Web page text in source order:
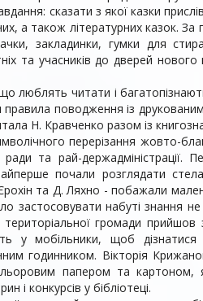
сказати з якої казки
а також літературних казок. За
закладинки, гумки для
та учасників до дверей
люблять читати і
поводження із
Н. Кравченко разом із
перерізання жовто-
та рай-держадміністрації.
почали розглядати
та Д. Ляхно - побажали
застосовувати набуті знання
громади прийшов
у мобільники, щоб
годинником. Вік­торія
папером та картоном,
і конкурсів у біб­ліотеці.